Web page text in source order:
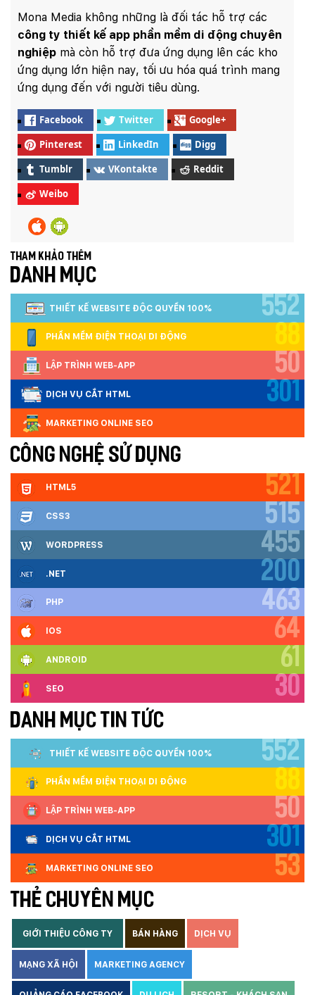
Mona Media không những là đối tác hỗ trợ các
công ty thiết kế app phần mềm di động chuyên
nghiệp mà còn hỗ trợ đưa ứng dụng lên các kho
ứng dụng lớn hiện nay, tối ưu hóa quá trình mang
ứng dụng đến với người tiêu dùng.
Facebook Twitter
Google+
Pinterest
LinkedIn
Digg
Tumblr
VKontakte
Reddit
Weibo
Tham khảo thêm
DANH MỤC
THIẾT KẾ WEBSITE ĐỘC QUYỀN 100% 552
PHẦN MỀM ĐIỆN THOẠI DI ĐỘNG 88
LẬP TRÌNH WEB-APP 50
DỊCH VỤ CẮT HTML 301
MARKETING ONLINE SEO
CÔNG NGHỆ SỬ DỤNG
HTML5 521
CSS3 515
WORDPRESS 455
.NET 200
PHP 463
IOS 64
ANDROID 61
SEO 30
DANH MỤC TIN TỨC
THIẾT KẾ WEBSITE ĐỘC QUYỀN 100% 552
PHẦN MỀM ĐIỆN THOẠI DI ĐỘNG 88
LẬP TRÌNH WEB-APP 50
DỊCH VỤ CẮT HTML 301
MARKETING ONLINE SEO 53
THẺ CHUYÊN MỤC
GIỚI THIỆU CÔNG TY BÁN HÀNG DỊCH VỤ
MẠNG XÃ HỘI MARKETING AGENCY